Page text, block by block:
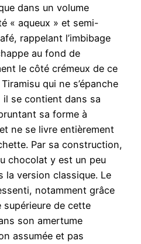
dans un volume
« aqueux » et semi-
rappelant l’imbibage
au fond de
le côté crémeux de ce
qui ne s’épanche
il se contient dans sa
sa forme à
ne se livre entièrement
Par sa construction,
chocolat y est un peu
la version classique. Le
notamment grâce
supérieure de cette
son amertume
assumée et pas